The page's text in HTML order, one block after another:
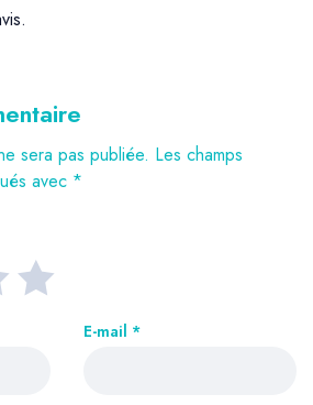
sera pas publiée. Les champs
avec *
E-mail *